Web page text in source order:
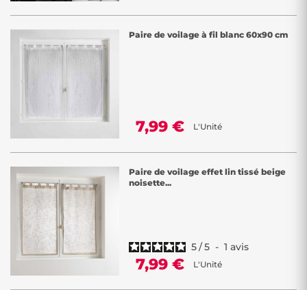
Paire de voilage à fil blanc 60x90 cm
7,99 € L'Unité
Paire de voilage effet lin tissé beige
noisette...
5/5 - 1 avis
7,99 € L'Unité